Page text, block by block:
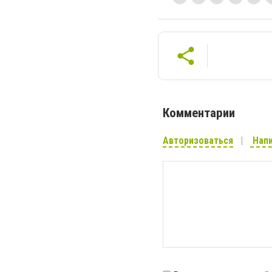
Комментарии
Авторизоваться